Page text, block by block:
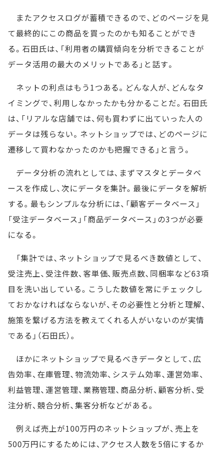
またアクセスログが蓄積できるので、どのページを見
て最終的にこの商品を買ったのかも知ることができ
る。石田氏は、「利用者の購買傾向を分析できることが
データ活用の最大のメリットである」と話す。
ネットの利点はもう1つある。どんな人が、どんなタ
イミングで、利用しなかったかも分かることだ。石田氏
は、「リアルな店舗では、何も買わずに出ていった人の
データは残らない。ネットショップでは、どのページに
遷移して買わなかったのかも把握できる」と言う。
データ分析の流れとしては、まずマスタとデータベ
ースを作成し、次にデータを集計。最後にデータを解析
する。最もシンプルな分析には、「顧客データベース」
「受注データベース」「商品データベース」の3つが必要
になる。
「集計では、ネットショップで見るべき数値として、
受注売上、受注件数、客単価、販売点数、同梱率など63項
目を洗い出している。こうした数値を常にチェックし
ておかなければならないが、その必要性と分析と理解、
施策を繋げる方法を教えてくれる人がいないのが実情
である」（石田氏）。
ほかにネットショップで見るべきデータとして、広
告効率、在庫管理、物流効率、システム効率、運営効率、
利益管理、運営管理、業務管理、商品分析、顧客分析、受
注分析、競合分析、集客分析などがある。
例えば売上が100万円のネットショップが、売上を
500万円にするためには、アクセス人数を5倍にするか